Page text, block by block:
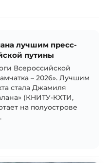
лучшим пресс-
путины
Всероссийской
– 2026». Лучшим
стала Джамиля
(КНИТУ-КХТИ,
на полуострове